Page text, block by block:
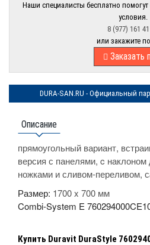
Наши специалисты бесплатно
условия.
8 (977) 161
или закажите
Заказать
DURA-SAN.RU - Официальный
Описание
прямоугольный вариант,
версия с панелями, c
ножками и сливом-переливом,
Размер: 1700 x 700 мм
Combi-System E
Купить Duravit DuraStyle